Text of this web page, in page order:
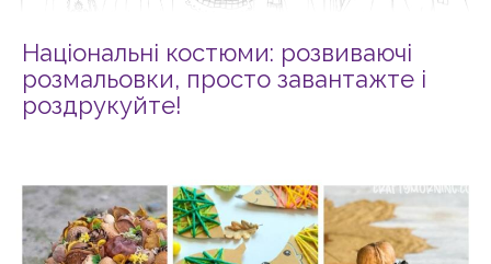
Національні костюми: розвиваючі
розмальовки, просто завантажте і
роздрукуйте!